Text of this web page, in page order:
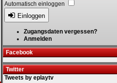
Automatisch einloggen
Einloggen
Zugangsdaten vergessen?
Anmelden
Facebook
Twitter
Tweets by eplaytv